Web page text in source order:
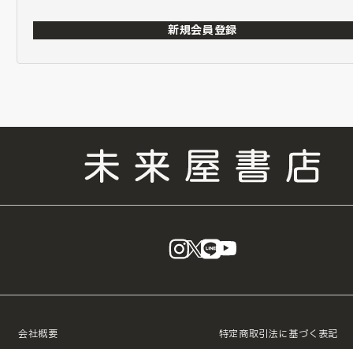
新規会員登録
instagram
X LINE
会社概要 特定商取引法に基づく表記